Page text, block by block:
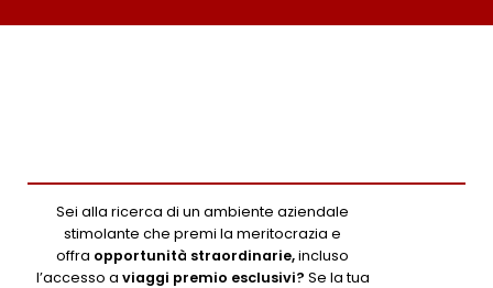
Sei alla ricerca di un ambiente aziendale
stimolante che premi la meritocrazia e
offra opportunità straordinarie,incluso
l’accesso a viaggi premio esclusivi? Se la tua